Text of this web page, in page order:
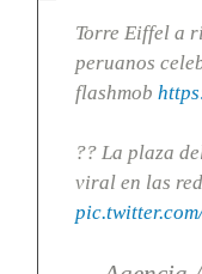
Torre Eiffel a
peruanos
flashmob
?? La plaza
viral en las